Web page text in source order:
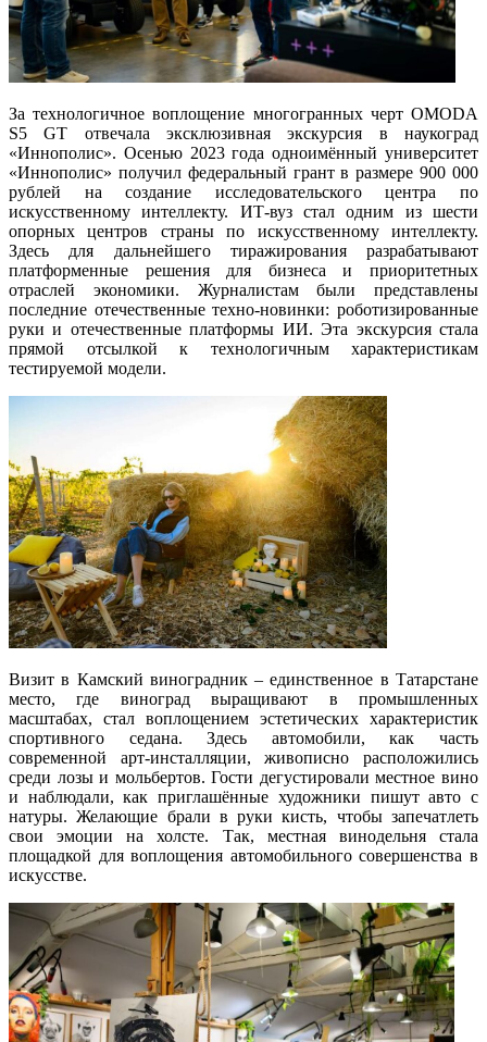
За технологичное воплощение многогранных черт OMODA
S5 GT отвечала эксклюзивная экскурсия в наукоград
«Иннополис». Осенью 2023 года одноимённый университет
«Иннополис» получил федеральный грант в размере 900 000
рублей на создание исследовательского центра по
искусственному интеллекту. ИТ-вуз стал одним из шести
опорных центров страны по искусственному интеллекту.
Здесь для дальнейшего тиражирования разрабатывают
платформенные решения для бизнеса и приоритетных
отраслей экономики. Журналистам были представлены
последние отечественные техно-новинки: роботизированные
руки и отечественные платформы ИИ. Эта экскурсия стала
прямой отсылкой к технологичным характеристикам
тестируемой модели.
Визит в Камский виноградник – единственное в Татарстане
место, где виноград выращивают в промышленных
масштабах, стал воплощением эстетических характеристик
спортивного седана. Здесь автомобили, как часть
современной арт-инсталляции, живописно расположились
среди лозы и мольбертов. Гости дегустировали местное вино
и наблюдали, как приглашённые художники пишут авто с
натуры. Желающие брали в руки кисть, чтобы запечатлеть
свои эмоции на холсте. Так, местная винодельня стала
площадкой для воплощения автомобильного совершенства в
искусстве.